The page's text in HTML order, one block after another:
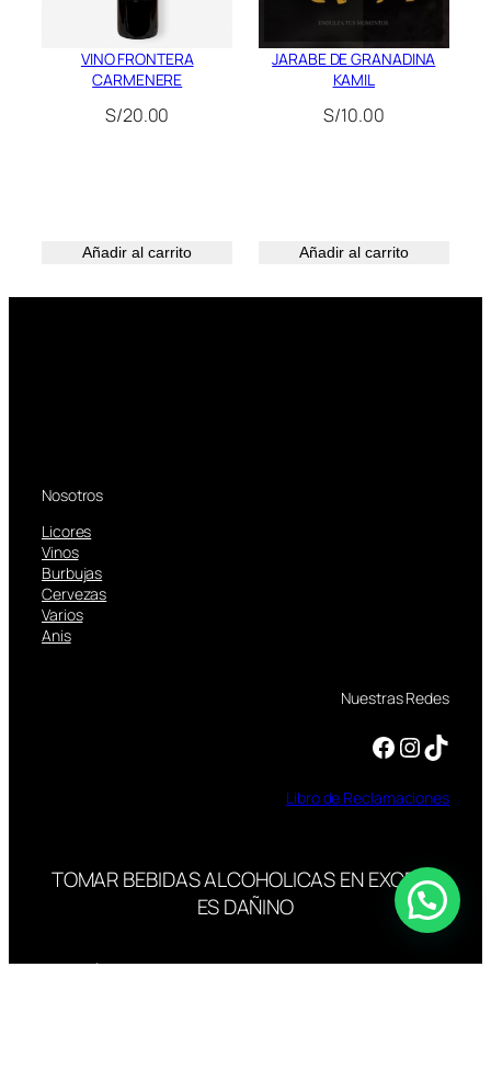
VINO FRONTERA
CARMENERE
S/20.00
Añadir al carrito
JARABE DE GRANADINA
KAMIL
S/10.00
Añadir al carrito
Nosotros
Licores
Vinos
Burbujas
Cervezas
Varios
Anis
Nuestras Redes
Facebook InstagramTikTok
Librode Reclamaciones
TOMAR BEBIDAS ALCOHOLICAS EN EXCESO
ES DAÑINO